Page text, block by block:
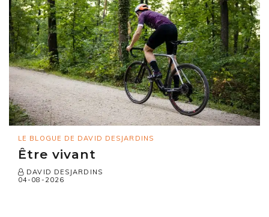
LE BLOGUE DE DAVID DESJARDINS
Être vivant
DAVID DESJARDINS
04-08-2026